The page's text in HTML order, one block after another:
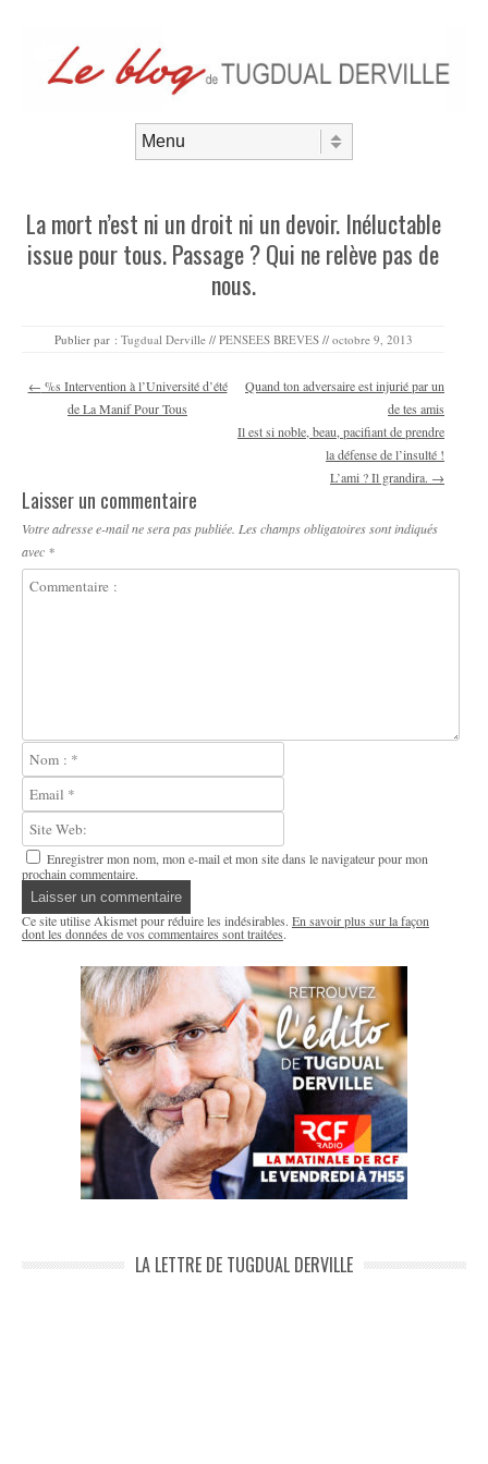
La mort n’est ni un droit ni un devoir. Inéluctable
issue pour tous. Passage ? Qui ne relève pas de
nous.
Publier par : Tugdual Derville // PENSEES BREVES // octobre 9, 2013
Navigation des articles
← %s Intervention à l’Université d’été
de La Manif Pour Tous
Quand ton adversaire est injurié par un
de tes amis
Il est si noble, beau, pacifiant de prendre
la défense de l’insulté !
L’ami ? Il grandira. →
Laisser un commentaire
Votre adresse e-mail ne sera pas publiée. Les champs obligatoires sont indiqués
avec *
Enregistrer mon nom, mon e-mail et mon site dans le navigateur pour mon
prochain commentaire.
Ce site utilise Akismet pour réduire les indésirables. En savoir plus sur la façon
dont les données de vos commentaires sont traitées.
LA LETTRE DE TUGDUAL DERVILLE